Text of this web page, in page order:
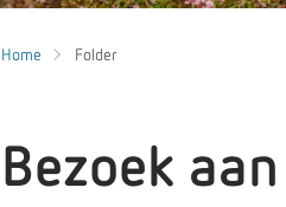
Home Folder
Bezoek